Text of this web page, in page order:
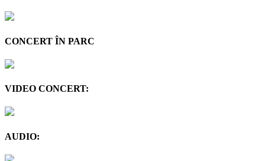
CONCERT ÎN PARC
VIDEO CONCERT:
AUDIO: